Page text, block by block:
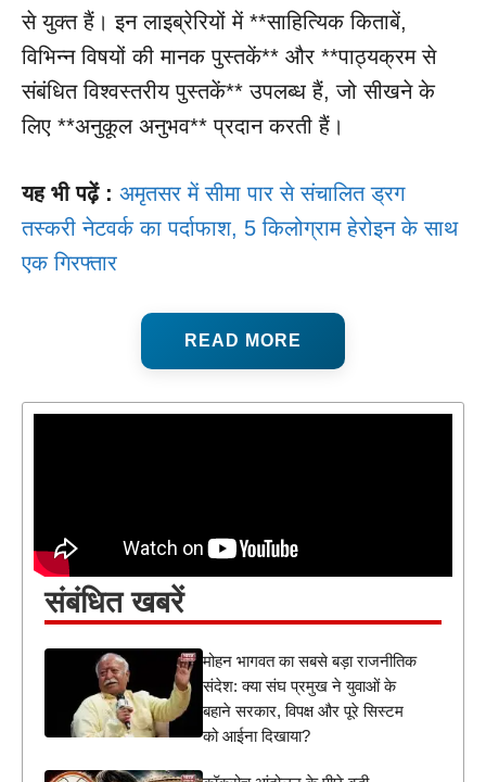
से युक्त हैं। इन लाइब्रेरियों में **साहित्यिक किताबें,
विभिन्न विषयों की मानक पुस्तकें** और **पाठ्यक्रम से
संबंधित विश्वस्तरीय पुस्तकें** उपलब्ध हैं, जो सीखने के
लिए **अनुकूल अनुभव** प्रदान करती हैं।
यह भी पढ़ें : अमृतसर में सीमा पार से संचालित ड्रग
तस्करी नेटवर्क का पर्दाफाश, 5 किलोग्राम हेरोइन के साथ
एक गिरफ्तार
READ MORE
संबंधित खबरें
मोहन भागवत का सबसे बड़ा राजनीतिक
संदेश: क्या संघ प्रमुख ने युवाओं के
बहाने सरकार, विपक्ष और पूरे सिस्टम
को आईना दिखाया?